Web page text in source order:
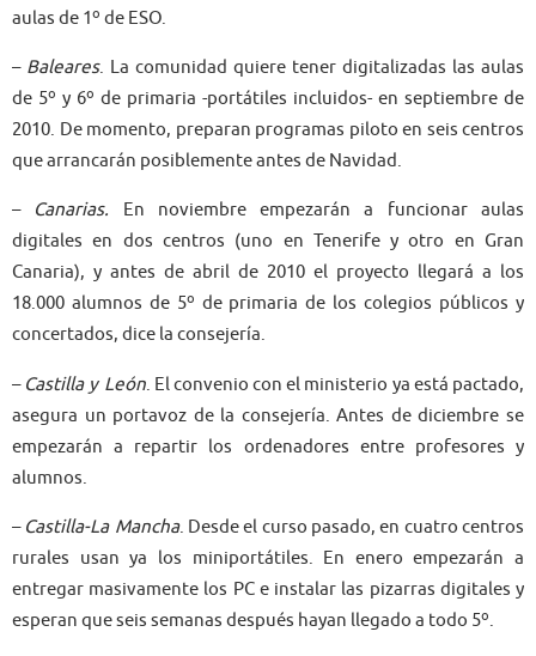
aulas de 1º de ESO.
– Baleares. La comunidad quiere tener digitalizadas las aulas
de 5º y 6º de primaria -portátiles incluidos- en septiembre de
2010. De momento, preparan programas piloto en seis centros
que arrancarán posiblemente antes de Navidad.
– Canarias. En noviembre empezarán a funcionar aulas
digitales en dos centros (uno en Tenerife y otro en Gran
Canaria), y antes de abril de 2010 el proyecto llegará a los
18.000 alumnos de 5º de primaria de los colegios públicos y
concertados, dice la consejería.
– Castilla y León. El convenio con el ministerio ya está pactado,
asegura un portavoz de la consejería. Antes de diciembre se
empezarán a repartir los ordenadores entre profesores y
alumnos.
– Castilla-La Mancha. Desde el curso pasado, en cuatro centros
rurales usan ya los miniportátiles. En enero empezarán a
entregar masivamente los PC e instalar las pizarras digitales y
esperan que seis semanas después hayan llegado a todo 5º.